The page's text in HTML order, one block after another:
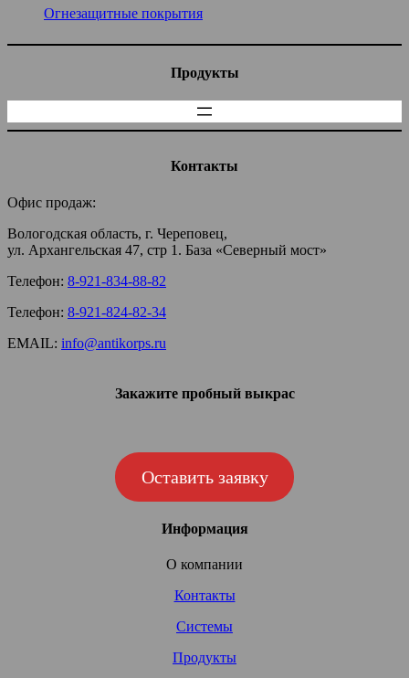
Огнезащитные покрытия
Продукты
Контакты
Офис продаж:
Вологодская область, г. Череповец,
ул. Архангельская 47, стр 1. База «Северный мост»
Телефон: 8-921-834-88-82
Телефон: 8-921-824-82-34
EMAIL: info@antikorps.ru
Закажите пробный выкрас
Оставить заявку
Информация
О компании
Контакты
Системы
Продукты